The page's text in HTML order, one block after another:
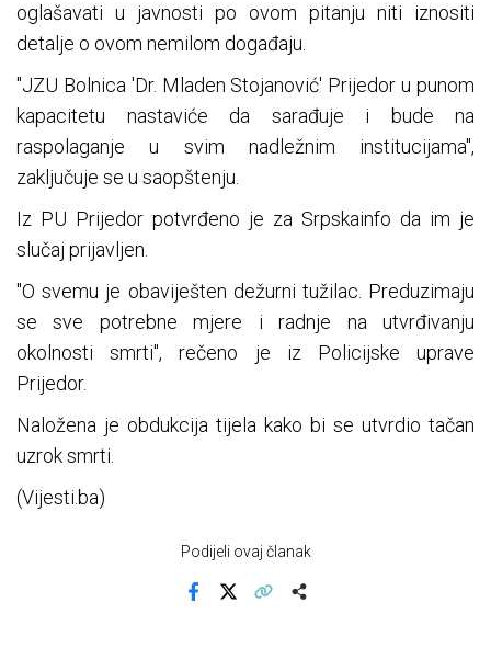
oglašavati u javnosti po ovom pitanju niti iznositi
detalje o ovom nemilom događaju.
"JZU Bolnica 'Dr. Mladen Stojanović' Prijedor u punom
kapacitetu nastaviće da sarađuje i bude na
raspolaganje u svim nadležnim institucijama",
zaključuje se u saopštenju.
Iz PU Prijedor potvrđeno je za Srpskainfo da im je
slučaj prijavljen.
"O svemu je obaviješten dežurni tužilac. Preduzimaju
se sve potrebne mjere i radnje na utvrđivanju
okolnosti smrti", rečeno je iz Policijske uprave
Prijedor.
Naložena je obdukcija tijela kako bi se utvrdio tačan
uzrok smrti.
(Vijesti.ba)
Podijeli ovaj članak